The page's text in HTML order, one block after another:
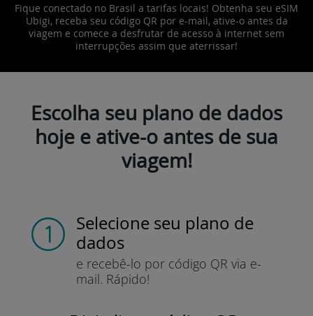
Fique conectado no Brasil a tarifas locais! Obtenha seu eSIM
Ubigi, receba seu código QR por e-mail, ative-o antes da
viagem e comece a desfrutar de acesso à internet sem
interrupções assim que aterrissar!
Escolha seu plano de dados
hoje e ative-o antes de sua
viagem!
Selecione seu plano de
dados
e recebê-lo por código QR via e-
mail. Rápido!